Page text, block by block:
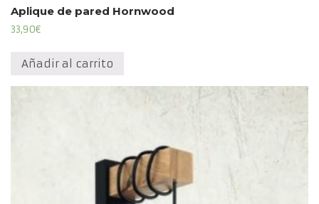
Aplique de pared Hornwood
33,90€
Añadir al carrito